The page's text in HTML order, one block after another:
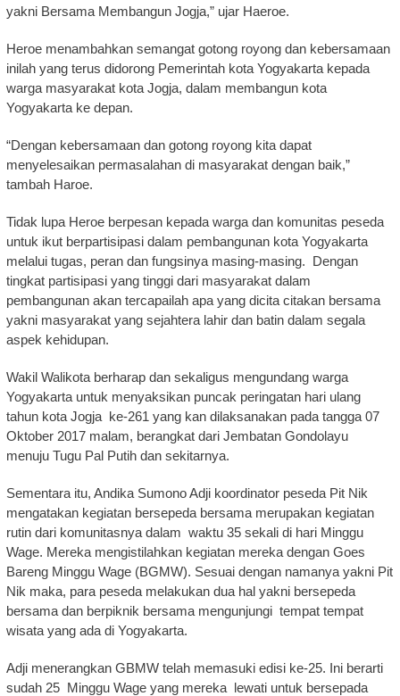
yakni Bersama Membangun Jogja,” ujar Haeroe.
Heroe menambahkan semangat gotong royong dan kebersamaan
inilah yang terus didorong Pemerintah kota Yogyakarta kepada
warga masyarakat kota Jogja, dalam membangun kota
Yogyakarta ke depan.
“Dengan kebersamaan dan gotong royong kita dapat
menyelesaikan permasalahan di masyarakat dengan baik,”
tambah Haroe.
Tidak lupa Heroe berpesan kepada warga dan komunitas peseda
untuk ikut berpartisipasi dalam pembangunan kota Yogyakarta
melalui tugas, peran dan fungsinya masing-masing. Dengan
tingkat partisipasi yang tinggi dari masyarakat dalam
pembangunan akan tercapailah apa yang dicita citakan bersama
yakni masyarakat yang sejahtera lahir dan batin dalam segala
aspek kehidupan.
Wakil Walikota berharap dan sekaligus mengundang warga
Yogyakarta untuk menyaksikan puncak peringatan hari ulang
tahun kota Jogja ke-261 yang kan dilaksanakan pada tangga 07
Oktober 2017 malam, berangkat dari Jembatan Gondolayu
menuju Tugu Pal Putih dan sekitarnya.
Sementara itu, Andika Sumono Adji koordinator peseda Pit Nik
mengatakan kegiatan bersepeda bersama merupakan kegiatan
rutin dari komunitasnya dalam waktu 35 sekali di hari Minggu
Wage. Mereka mengistilahkan kegiatan mereka dengan Goes
Bareng Minggu Wage (BGMW). Sesuai dengan namanya yakni Pit
Nik maka, para peseda melakukan dua hal yakni bersepeda
bersama dan berpiknik bersama mengunjungi tempat tempat
wisata yang ada di Yogyakarta.
Adji menerangkan GBMW telah memasuki edisi ke-25. Ini berarti
sudah 25 Minggu Wage yang mereka lewati untuk bersepada